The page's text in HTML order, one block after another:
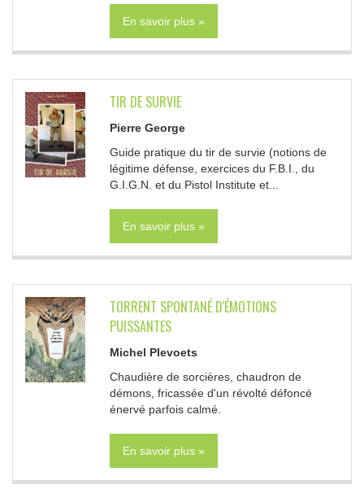
En savoir plus »
TIR DE SURVIE
Pierre George
Guide pratique du tir de survie (notions de
légitime défense, exercices du F.B.I., du
G.I.G.N. et du Pistol Institute et...
En savoir plus »
TORRENT SPONTANÉ D'ÉMOTIONS
PUISSANTES
Michel Plevoets
Chaudière de sorcières, chaudron de
démons, fricassée d'un révolté défoncé
énervé parfois calmé.
En savoir plus »